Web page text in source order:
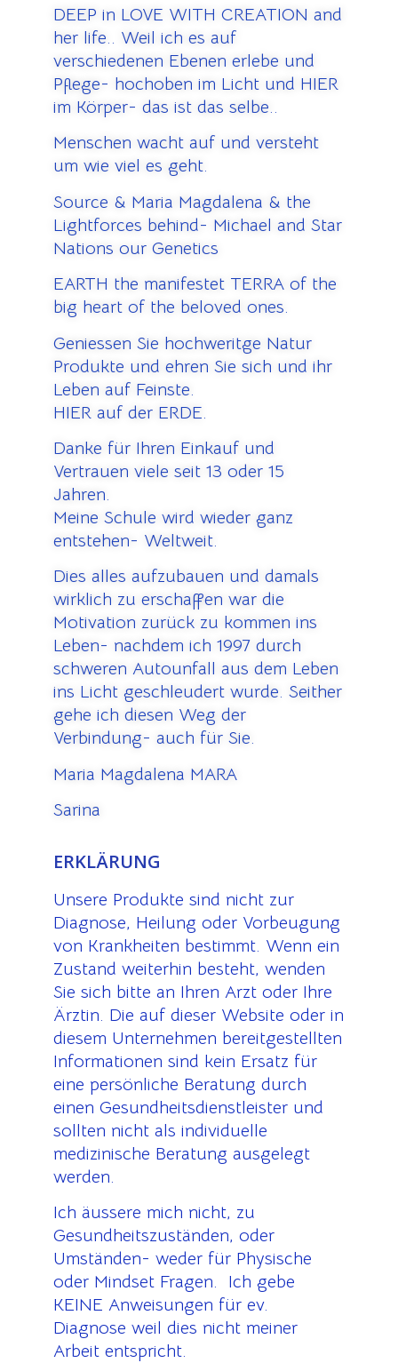
DEEP in LOVE WITH CREATION and
her life.. Weil ich es auf
verschiedenen Ebenen erlebe und
Pflege- hochoben im Licht und HIER
im Körper- das ist das selbe..
Menschen wacht auf und versteht
um wie viel es geht.
Source & Maria Magdalena & the
Lightforces behind- Michael and Star
Nations our Genetics
EARTH the manifestet TERRA of the
big heart of the beloved ones.
Geniessen Sie hochweritge Natur
Produkte und ehren Sie sich und ihr
Leben auf Feinste.
HIER auf der ERDE.
Danke für Ihren Einkauf und
Vertrauen viele seit 13 oder 15
Jahren.
Meine Schule wird wieder ganz
entstehen- Weltweit.
Dies alles aufzubauen und damals
wirklich zu erschaffen war die
Motivation zurück zu kommen ins
Leben- nachdem ich 1997 durch
schweren Autounfall aus dem Leben
ins Licht geschleudert wurde. Seither
gehe ich diesen Weg der
Verbindung- auch für Sie.
Maria Magdalena MARA
Sarina
ERKLÄRUNG
Unsere Produkte sind nicht zur
Diagnose, Heilung oder Vorbeugung
von Krankheiten bestimmt. Wenn ein
Zustand weiterhin besteht, wenden
Sie sich bitte an Ihren Arzt oder Ihre
Ärztin. Die auf dieser Website oder in
diesem Unternehmen bereitgestellten
Informationen sind kein Ersatz für
eine persönliche Beratung durch
einen Gesundheitsdienstleister und
sollten nicht als individuelle
medizinische Beratung ausgelegt
werden.
Ich äussere mich nicht, zu
Gesundheitszuständen, oder
Umständen- weder für Physische
oder Mindset Fragen. Ich gebe
KEINE Anweisungen für ev.
Diagnose weil dies nicht meiner
Arbeit entspricht.